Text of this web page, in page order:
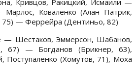
Коваленко (Алан Патрик,
75) — Феррейра (Дентиньо, 82)
— Шестаков, Эммерсон, Шабанов,
67) — Богданов (Брикнер, 63),
(Хомутов, 71), Моха